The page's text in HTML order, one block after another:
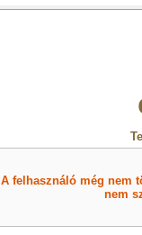
A felhasználó még nem
nem